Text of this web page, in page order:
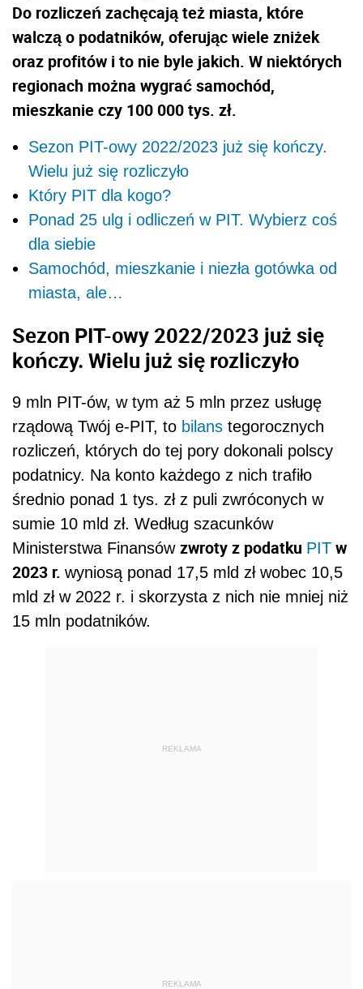
Do rozliczeń zachęcają też miasta, które
walczą o podatników, oferując wiele zniżek
oraz profitów i to nie byle jakich. W niektórych
regionach można wygrać samochód,
mieszkanie czy 100 000 tys. zł.
Sezon PIT-owy 2022/2023 już się kończy.
Wielu już się rozliczyło
Który PIT dla kogo?
Ponad 25 ulg i odliczeń w PIT. Wybierz coś
dla siebie
Samochód, mieszkanie i niezła gotówka od
miasta, ale…
Sezon PIT-owy 2022/2023 już się
kończy. Wielu już się rozliczyło
9 mln PIT-ów, w tym aż 5 mln przez usługę
rządową Twój e-PIT, to bilans tegorocznych
rozliczeń, których do tej pory dokonali polscy
podatnicy. Na konto każdego z nich trafiło
średnio ponad 1 tys. zł z puli zwróconych w
sumie 10 mld zł. Według szacunków
Ministerstwa Finansów zwroty z podatku PIT w
2023 r. wyniosą ponad 17,5 mld zł wobec 10,5
mld zł w 2022 r. i skorzysta z nich nie mniej niż
15 mln podatników.
REKLAMA
REKLAMA